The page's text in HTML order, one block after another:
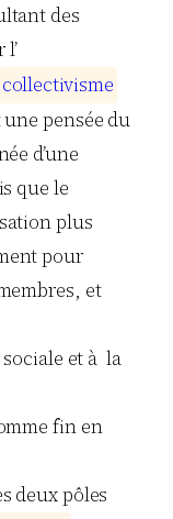
des
collectivisme
une pensée du
d’une
que le
plus
pour
et
et à la
fin en
deux pôles